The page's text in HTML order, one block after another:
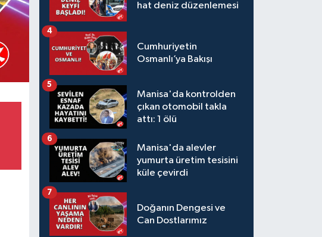
hat deniz düzenlemesi
Cumhuriyetin
Osmanlı’ya Bakışı
4
Manisa'da kontrolden
çıkan otomobil takla
attı: 1 ölü
5
Manisa'da alevler
yumurta üretim tesisini
küle çevirdi
6
Doğanın Dengesi ve
Can Dostlarımız
7